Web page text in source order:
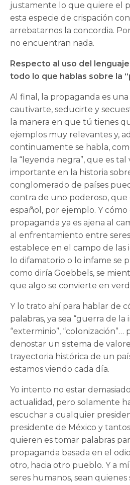
justamente lo que quiere el
esta especie de crispación
arrebatarnos la concordia.
no encuentran nada.
Respecto al uso del
todo lo que hablas sobre la
Al final, la propaganda es
cautivarte, seducirte y
la manera en que tú tienes
ejemplos muy relevantes y,
continuamente se habla,
la “leyenda negra”, que es
importante en la historia
conglomerado de países
contra de uno poderoso, que
español, por ejemplo. Y cómo
propaganda ya es ajena al
al enfrentamiento entre
establece en el campo de las
lo difamatorio o lo infame se
como diría Goebbels, se
que algo se convierte en
Y lo trato ahí para hablar de
palabras, ya sea “guerra de la
“exterminio”,
denostar un sistema de
trayectoria histórica de un
estamos viendo cada día.
Yo intento no estar
actualidad, pero solamente
escuchar a cualquier
presidente de México y
quieren es tomar palabras
propaganda basada en el
otro, hacia otro pueblo. Y a
seres humanos, sean quienes